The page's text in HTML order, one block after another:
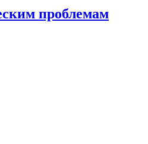
проблемам